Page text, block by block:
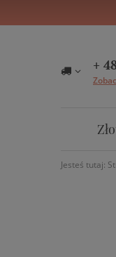
+
Jesteś tutaj: